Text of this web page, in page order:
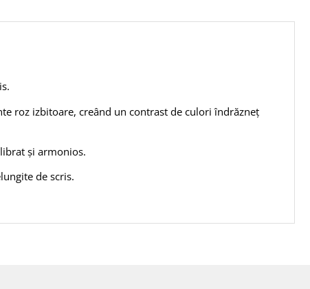
roz izbitoare, creând un contrast de culori îndrăzneț
și armonios.
de scris.